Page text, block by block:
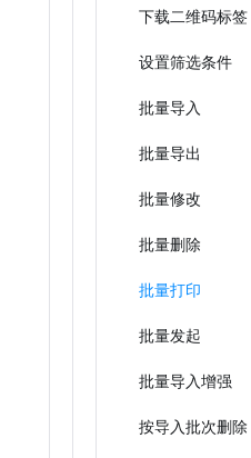
下载二维码标签
设置筛选条件
批量导入
批量导出
批量修改
批量删除
批量打印
批量发起
批量导入增强
按导入批次删除